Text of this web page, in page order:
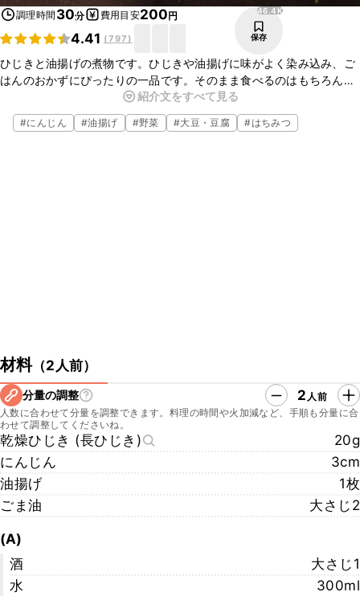
調理時間 30分 費用目安200円
4.41 (797)
46.4K
保存
ひじきと油揚げの煮物です。ひじきや油揚げに味がよく染み込み、ご
はんのおかずにぴったりの一品です。そのまま食べるのはもちろん、
ごはんに混ぜ込むと簡単にひじきごはんにアレンジできますよ。ぜひ
お試しくださいね。
紹介文をすべて見る
#にんじん #油揚げ #野菜 #大豆・豆腐 #はちみつ
材料（2人前）
分量の調整 2 人前
人数に合わせて分量を調整できます。料理の時間や火加減など、手順も分量に合
わせて調整してくださいね。
乾燥ひじき (長ひじき)
20g
にんじん
3cm
油揚げ
1枚
ごま油
大さじ2
(A)
酒
大さじ1
水
300ml